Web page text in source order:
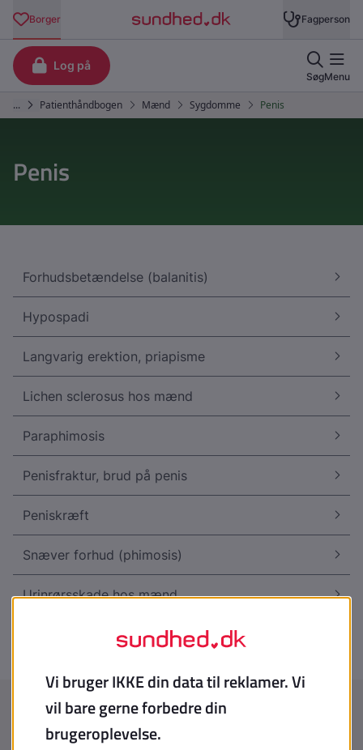
Penis
Forhudsbetændelse (balanitis)
Hypospadi
Langvarig erektion, priapisme
Lichen sclerosus hos mænd
Paraphimosis
Penisfraktur, brud på penis
Peniskræft
Snæver forhud (phimosis)
Urinrørsskade hos mænd